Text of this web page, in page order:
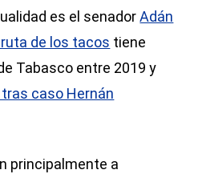
es el senadorAdán
de los tacos tiene
Tabasco entre 2019 y
caso Hernán
principalmente a